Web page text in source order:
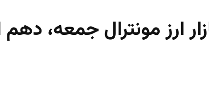
ارز مونترال جمعه، دهم